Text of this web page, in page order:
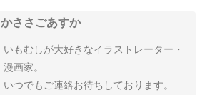
かささごあすか
いもむしが大好きなイラストレーター・
漫画家。
いつでもご連絡お待ちしております。